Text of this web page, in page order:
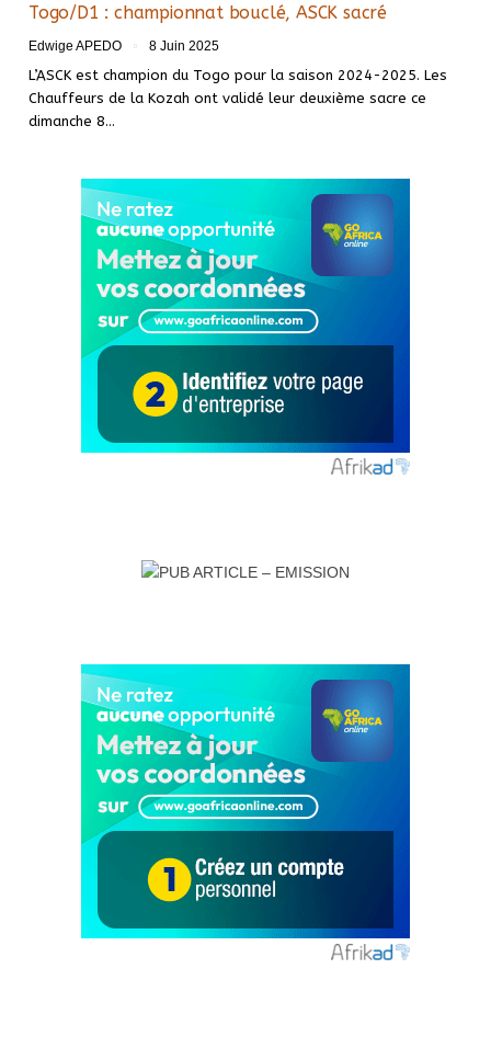
Togo/D1 : championnat bouclé, ASCK sacré
Edwige APEDO 8 Juin 2025
L’ASCK est champion du Togo pour la saison 2024-2025. Les
Chauffeurs de la Kozah ont validé leur deuxième sacre ce
dimanche 8…